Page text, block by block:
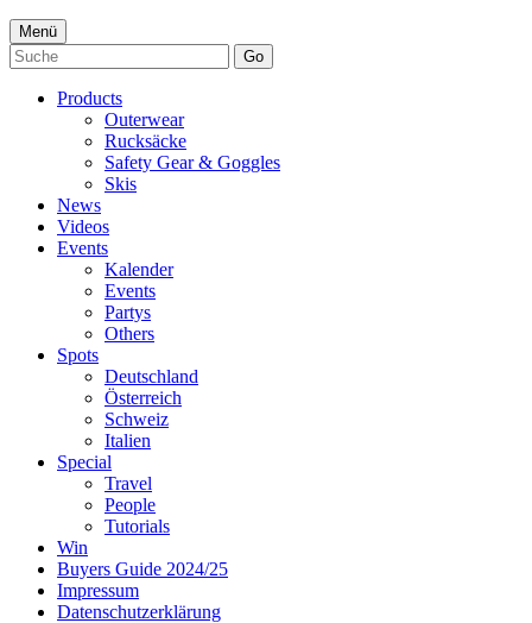
Menü
Go
Products
Outerwear
Rucksäcke
Safety Gear & Goggles
Skis
News
Videos
Events
Kalender
Events
Partys
Others
Spots
Deutschland
Österreich
Schweiz
Italien
Special
Travel
People
Tutorials
Win
Buyers Guide 2024/25
Impressum
Datenschutzerklärung